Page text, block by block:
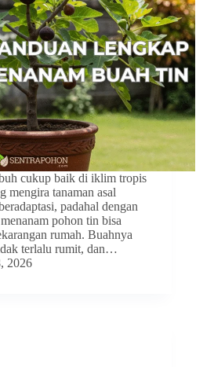
cukup baik di iklim tropis
mengira tanaman asal
padahal dengan
pohon tin bisa
rumah. Buahnya
terlalu rumit, dan…
2026